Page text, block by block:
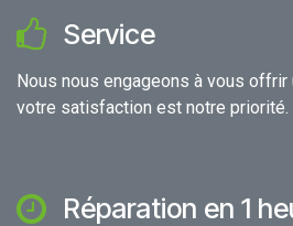
Service
Nous nous engageons à vous
votre satisfaction est notre priorité.
Réparation en 1